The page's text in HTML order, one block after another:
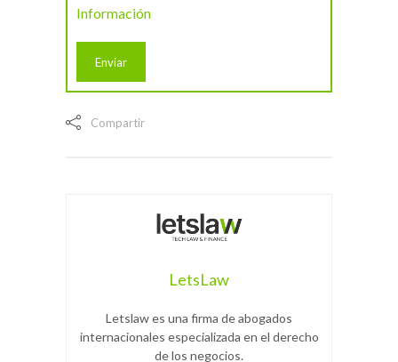
Información
Compartir
LetsLaw
Letslaw es una firma de abogados
internacionales especializada en el derecho
de los negocios.